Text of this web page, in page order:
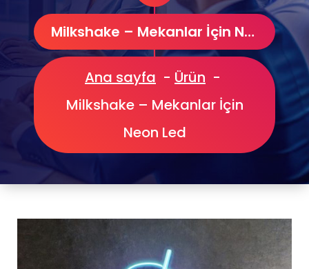
Milkshake – Mekanlar İçin Neon Led
Ana sayfa - Ürün -
Milkshake – Mekanlar İçin
Neon Led